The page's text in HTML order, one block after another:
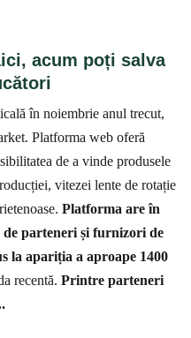
acum poți salva
în noiembrie anul trecut,
Platforma web oferă
de a vinde produsele
vitezei lente de rotație
Platforma are în
de parteneri și furnizori de
la apariția a aproape 1400
recentă. Printre parteneri